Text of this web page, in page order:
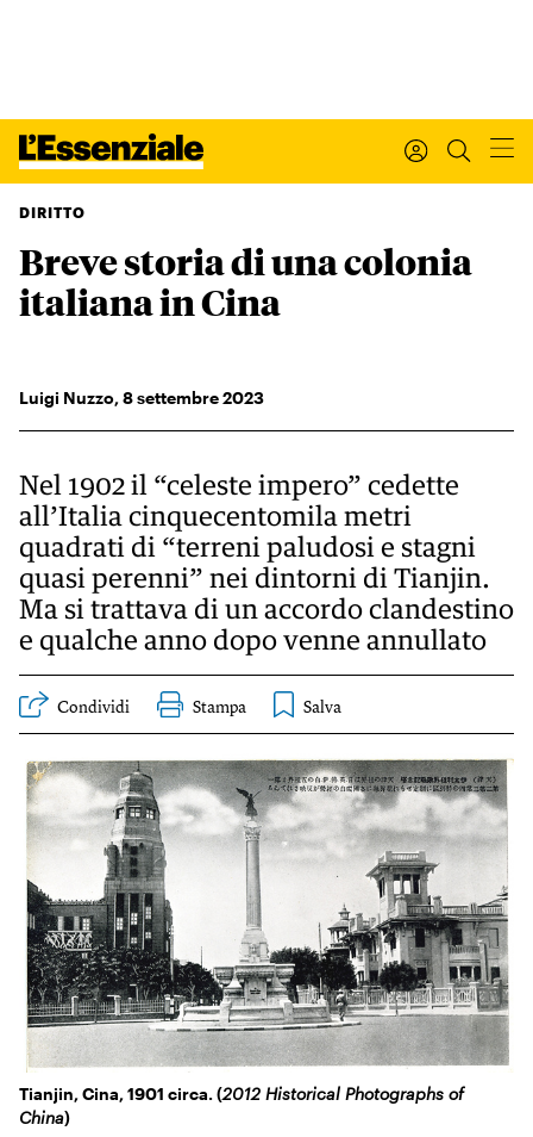
Xxx
Leggi Internazionale
Regala o rinnova
Newsletter
Esci
L’ESSENZIALE
Ultimi articoli
INTERNAZIONALE
IL SETTIMANALE
FESTIVAL
L’ESSENZIALE
DIRITTO
Breve storia di una colonia
italiana in Cina
Luigi Nuzzo,8settembre 2023
Nel 1902 il “celeste impero” cedette
all’Italia cinquecentomila metri
quadrati di “terreni paludosi e stagni
quasi perenni” nei dintorni di Tianjin.
Ma si trattava di un accordo clandestino
e qualche anno dopo venne annullato
Condividi Stampa
Tianjin, Cina, 1901 circa. (2012 Historical Photographs of
China)